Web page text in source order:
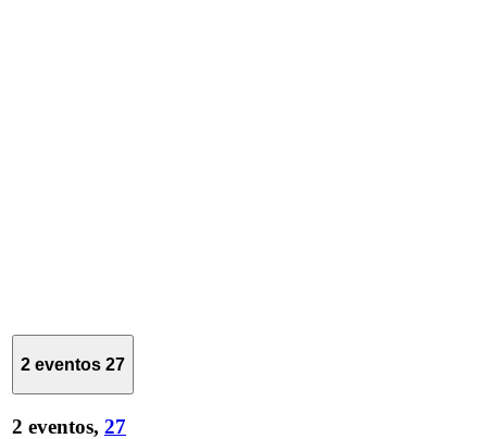
2 eventos 27
2 eventos, 27